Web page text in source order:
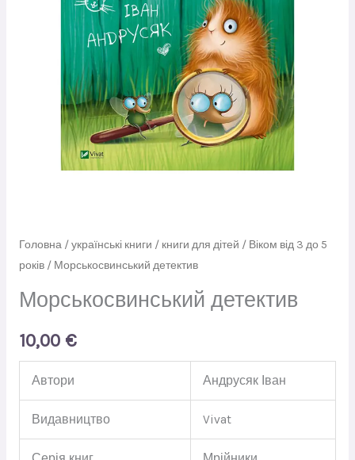
Головна/українські книги / книги для дітей / Віком від 3 до 5
років/ Морськосвинський детектив
Морськосвинський детектив
10,00 €
Автори Андрусяк Іван
Видавництво Vivat